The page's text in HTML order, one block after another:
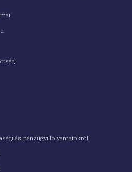
és pénzügyi folyamatokról